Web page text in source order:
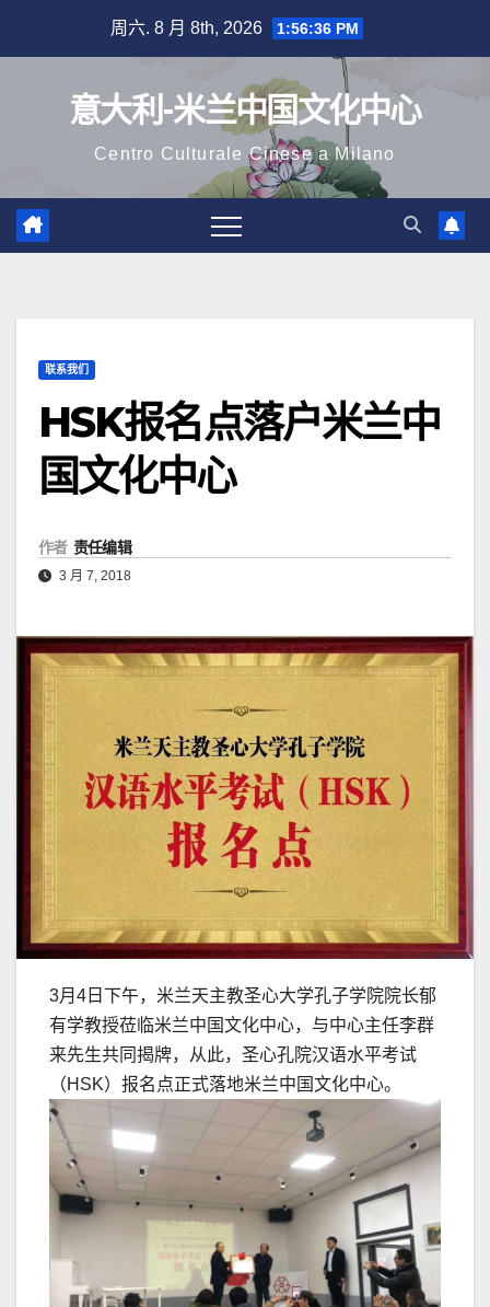
周六. 8 月 8th, 2026 1:56:37 PM
意大利-米兰中国文化中心
Centro Culturale Cinese a Milano
联系我们
HSK报名点落户米兰中
国文化中心
作者 责任编辑
3 月 7, 2018
3月4日下午，米兰天主教圣心大学孔子学院院长郁
有学教授莅临米兰中国文化中心，与中心主任李群
来先生共同揭牌，从此，圣心孔院汉语水平考试
（HSK）报名点正式落地米兰中国文化中心。